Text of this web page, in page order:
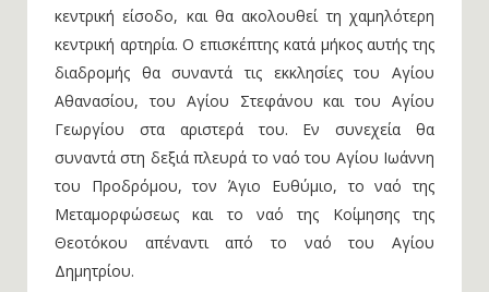
κεντρική είσοδο, και θα ακολουθεί τη χαμηλότερη
κεντρική αρτηρία. Ο επισκέπτης κατά μήκος αυτής της
διαδρομής θα συναντά τις εκκλησίες του Αγίου
Αθανασίου, του Αγίου Στεφάνου και του Αγίου
Γεωργίου στα αριστερά του. Εν συνεχεία θα
συναντά στη δεξιά πλευρά το ναό του Αγίου Ιωάννη
του Προδρόμου, τον Άγιο Ευθύμιο, το ναό της
Μεταμορφώσεως και το ναό της Κοίμησης της
Θεοτόκου απέναντι από το ναό του Αγίου
Δημητρίου.